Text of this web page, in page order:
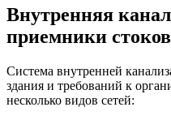
Внутренняя
приемники стоков
Система внутренней
здания и требований к
несколько видов сетей: